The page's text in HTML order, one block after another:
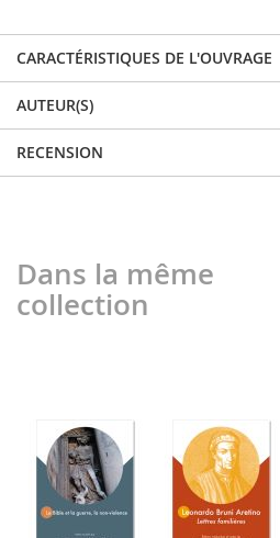
CARACTÉRISTIQUES DE L'OUVRAGE
AUTEUR(S)
RECENSION
Dans la même
collection